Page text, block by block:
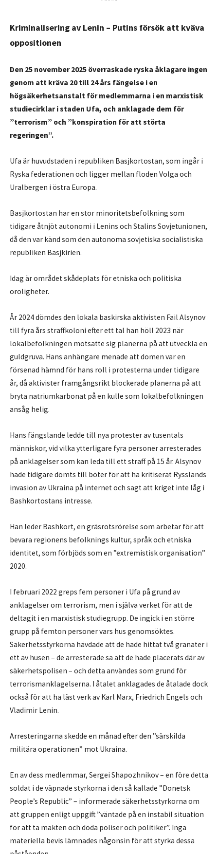
Kriminalisering av Lenin – Putins försök att kväva
oppositionen
Den 25 november 2025 överraskade ryska åklagare ingen
genom att kräva 20 till 24 års fängelse i en
högsäkerhetsanstalt för medlemmarna i en marxistisk
studiecirklar i staden Ufa, och anklagade dem för
”terrorism” och ”konspiration för att störta
regeringen”.
Ufa är huvudstaden i republiken Basjkortostan, som ingår i
Ryska federationen och ligger mellan floden Volga och
Uralbergen i östra Europa.
Basjkortostan har en stor minoritetsbefolkning som
tidigare åtnjöt autonomi i Lenins och Stalins Sovjetunionen,
då den var känd som den autonoma sovjetiska socialistiska
republiken Basjkirien.
Idag är området skådeplats för etniska och politiska
oroligheter.
År 2024 dömdes den lokala baskirska aktivisten Fail Alsynov
till fyra års straffkoloni efter ett tal han höll 2023 när
lokalbefolkningen motsatte sig planerna på att utveckla en
guldgruva. Hans anhängare menade att domen var en
försenad hämnd för hans roll i protesterna under tidigare
år, då aktivister framgångsrikt blockerade planerna på att
bryta natriumkarbonat på en kulle som lokalbefolkningen
ansåg helig.
Hans fängslande ledde till nya protester av tusentals
människor, vid vilka ytterligare fyra personer arresterades
på anklagelser som kan leda till ett straff på 15 år. Alsynov
hade tidigare dömts till böter för att ha kritiserat Rysslands
invasion av Ukraina på internet och sagt att kriget inte låg i
Bashkortostans intresse.
Han leder Bashkort, en gräsrotsrörelse som arbetar för att
bevara regionens befolknings kultur, språk och etniska
identitet, som förbjöds som en ”extremistisk organisation”
2020.
I februari 2022 greps fem personer i Ufa på grund av
anklagelser om terrorism, men i själva verket för att de
deltagit i en marxistisk studiegrupp. De ingick i en större
grupp på femton personer vars hus genomsöktes.
Säkerhetsstyrkorna hävdade att de hade hittat två granater i
ett av husen – de arresterade sa att de hade placerats där av
säkerhetspolisen – och detta användes som grund för
terrorismanklagelserna. I åtalet anklagades de åtalade dock
också för att ha läst verk av Karl Marx, Friedrich Engels och
Vladimir Lenin.
Arresteringarna skedde en månad efter den ”särskilda
militära operationen” mot Ukraina.
En av dess medlemmar, Sergei Shapozhnikov – en före detta
soldat i de väpnade styrkorna i den så kallade ”Donetsk
People’s Republic” – informerade säkerhetsstyrkorna om
att gruppen enligt uppgift ”väntade på en instabil situation
för att ta makten och döda poliser och politiker”. Inga
materiella bevis lämnades någonsin för att styrka dessa